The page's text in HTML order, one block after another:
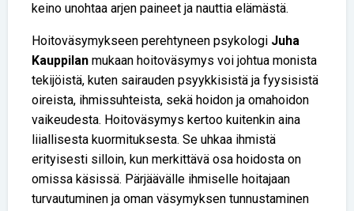
keino unohtaa arjen paineet ja nauttia elämästä.
Hoitoväsymykseen perehtyneen psykologi Juha
Kauppilan mukaan hoitoväsymys voi johtua monista
tekijöistä, kuten sairauden psyykkisistä ja fyysisistä
oireista, ihmissuhteista, sekä hoidon ja omahoidon
vaikeudesta. Hoitoväsymys kertoo kuitenkin aina
liiallisesta kuormituksesta. Se uhkaa ihmistä
erityisesti silloin, kun merkittävä osa hoidosta on
omissa käsissä. Pärjäävälle ihmiselle hoitajaan
turvautuminen ja oman väsymyksen tunnustaminen